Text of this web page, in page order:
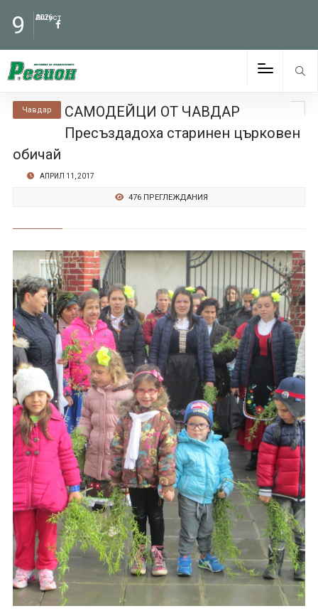
9 Август
2026
Чавдар
САМОДЕЙЦИ ОТ ЧАВДАР
Пресъздадоха старинен църковен
обичай
АПРИЛ 11, 2017
476 ПРЕГЛЕЖДАНИЯ